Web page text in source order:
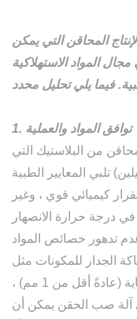
المحاقن التي يمكن
المواد الاستهلاكية
1. توافق المواد والعملية
من البلاستيك التي
تلبي المعايير الطبية (مثل البولي بروبيلين PP) ، والتي تقاوم
كيميائي قوي ، وغير
درجة حرارة الانصهار
الجدار للمكونات مثل
برميل المحقنة والمكبس رفيع للغاية (عادةً أقل من 1 مم) ،
آلة صب الحقن يمكن أن